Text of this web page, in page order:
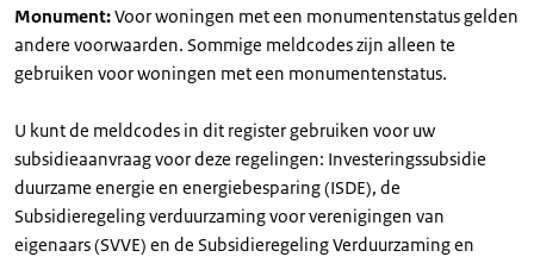
Monument:Voor woningen met een monumentenstatus gelden
andere voorwaarden. Sommige meldcodes zijn alleen te
gebruiken voor woningen met een monumentenstatus.
U kunt de meldcodes in dit register gebruiken voor uw
subsidieaanvraag voor deze regelingen: Investeringssubsidie
duurzame energie en energiebesparing (ISDE), de
Subsidieregeling verduurzaming voor verenigingen van
eigenaars (SVVE) en de Subsidieregeling Verduurzaming en